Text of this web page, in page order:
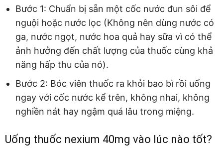
Bước 1: Chuẩn bị sẵn một cốc nước đun sôi để
nguội hoặc nước lọc (Không nên dùng nước có
ga, nước ngọt, nước hoa quả hay sữa vì có thể
ảnh hưởng đến chất lượng của thuốc cùng khả
năng hấp thu của nó).
Bước 2: Bóc viên thuốc ra khỏi bao bì rồi uống
ngay với cốc nước kể trên, không nhai, không
nghiền nát hay ngậm quá lâu trong miệng.
Uống thuốc nexium 40mg vào lúc nào tốt?